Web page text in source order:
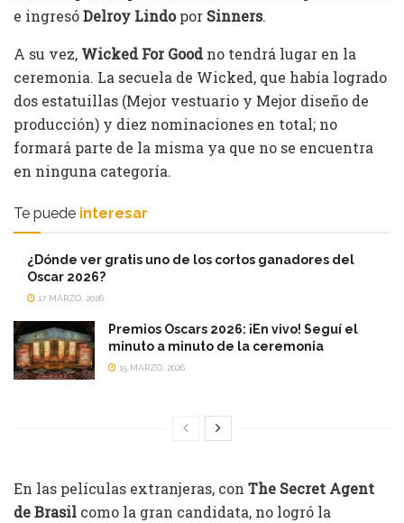
e ingresóDelroy Lindopor Sinners.
A su vez, Wicked For Goodno tendrá lugar en la
ceremonia. La secuela de Wicked, que había logrado
dos estatuillas (Mejor vestuario y Mejor diseño de
producción) y diez nominaciones en total; no
formará parte de la misma ya que no se encuentra
en ninguna categoría.
Te puede interesar
¿Dónde ver gratis uno de los cortos ganadores del
Oscar 2026?
17 MARZO, 2026
Premios Oscars 2026: ¡En vivo! Seguí el
minuto a minuto de la ceremonia
15 MARZO, 2026
En las películas extranjeras, con The Secret Agent
de Brasil como la gran candidata, no logró la